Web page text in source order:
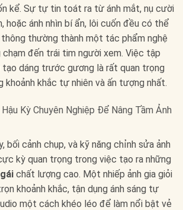
kể. Sự tự tin toát ra từ ánh mắt, nụ cười
hoặc ánh nhìn bí ẩn, lôi cuốn đều có thể
thường thành một tác phẩm nghệ
chạm đến trái tim người xem. Việc tập
tạo dáng trước gương là rất quan trọng
khắc tự nhiên và ấn tượng nhất.
Kỳ Chuyên Nghiệp Để Nâng Tầm Ảnh
bối cảnh chụp, và kỹ năng chỉnh sửa ảnh
kỳ quan trọng trong việc tạo ra những
chất lượng cao. Một nhiếp ảnh gia giỏi
khoảnh khắc, tận dụng ánh sáng tự
một cách khéo léo để làm nổi bật vẻ